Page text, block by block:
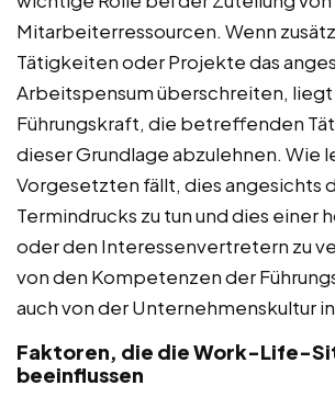
Mitarbeiterressourcen. Wenn
Tätigkeiten oder Projekte das
Arbeitspensum überschreiten, liegt
Führungskraft, die betreffenden
dieser Grundlage abzulehnen. Wie
Vorgesetzten fällt, dies angesichts
Termindrucks zu tun und dies einer
oder den Interessenvertretern zu
von den Kompetenzen der
auch von der Unternehmenskultur
Faktoren, die die Work-Life-
beeinflussen